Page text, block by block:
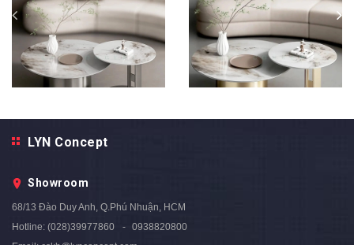
5.890.000₫
LYN Concept
Showroom
68/13 Đào Duy Anh, Q.Phú Nhuận, HCM
Hotline: (028)39977860
0938820800